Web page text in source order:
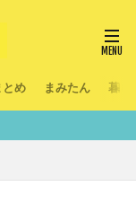
とめ まみたん 暮ら